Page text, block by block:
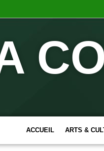
ACCUEIL ARTS &